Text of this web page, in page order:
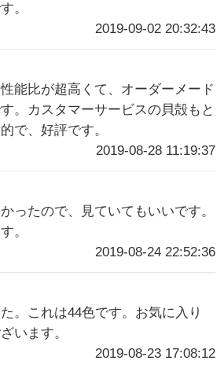
。
2019-09-02 20:32:43
能比が超高くて、オーダーメード
。カスタマーサービスの貝殻もと
で、好評です。
2019-08-28 11:19:37
ったので、見ていてもいいです。
。
2019-08-24 22:52:36
。これは44色です。お気に入り
います。
2019-08-23 17:08:12